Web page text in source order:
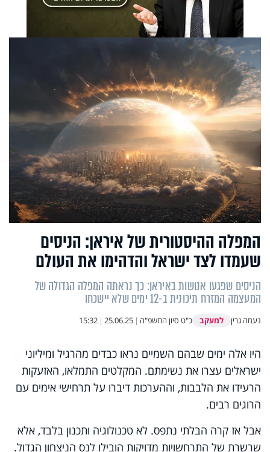
המפלה ההיסטורית של איראן: הניסים
שעמדו לצד ישראל והדהימו את העולם
הניסים שפגעו אנושות באיראן: כך נראתה המפלה הגדולה של
המעצמה המזרח תיכונית ב-12 ימים שלא יישכחו
נעמה גרין למעקב כ"ט סיון התשפ"ה |
25.06.25
|
15:32
היו אלה ימים שבהם השמיים נראו כבדים מהרגיל ומיליוני
ישראלים עצרו את נשימתם. המקלטים התמלאו, האזעקות
הרעידו את הלבבות, וההערכות דיברו על תרחישי אימים עם
הרוגים רבים.
אבל אז קרה הבלתי נתפס. לא טכנולוגיה ותכנון בלבד, אלא
שרשרת של התרחשויות מדויקות הובילו לנס הניצחון הגדול.